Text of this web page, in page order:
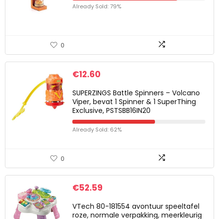
Already Sold: 79%
0
€12.60
SUPERZINGS Battle Spinners – Volcano
Viper, bevat 1 Spinner & 1 SuperThing
Exclusive, PSTSBB16IN20
Already Sold: 62%
0
€52.59
VTech 80-181554 avontuur speeltafel
roze, normale verpakking, meerkleurig